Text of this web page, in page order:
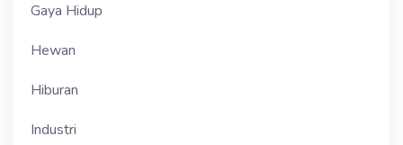
Gaya Hidup
Hewan
Hiburan
Industri